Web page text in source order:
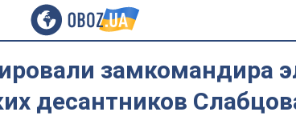
замкомандира
десантников